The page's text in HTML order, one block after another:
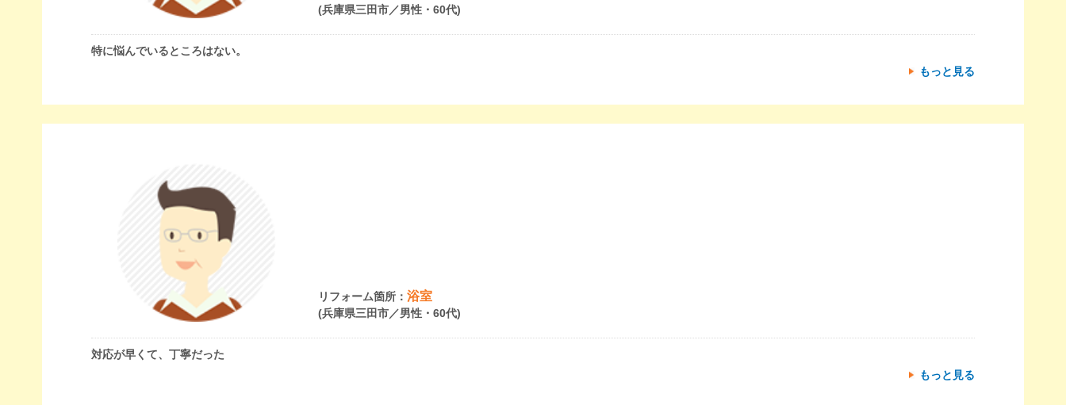
(兵庫県三田市／男性・60代)
特に悩んでいるところはない。
もっと見る
リフォーム箇所：浴室
(兵庫県三田市／男性・60代)
対応が早くて、丁寧だった
もっと見る